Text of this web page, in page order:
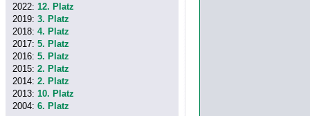
2022: 12. Platz
2019: 3. Platz
2018: 4. Platz
2017: 5. Platz
2016: 5. Platz
2015: 2. Platz
2014: 2. Platz
2013: 10. Platz
2004: 6. Platz